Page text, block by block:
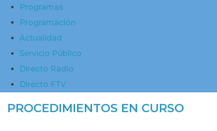
Programas
Programación
Actualidad
Servicio Público
Directo Radio
Directo FTV
PROCEDIMIENTOS EN CURSO